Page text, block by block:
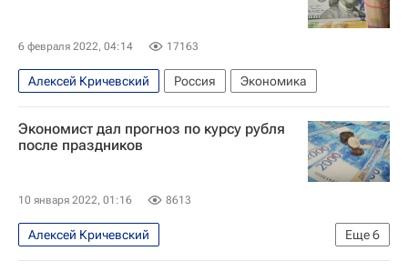
6 февраля 2022, 04:14 17163
Алексей Кричевский Россия Экономика
Экономист дал прогноз по курсу рубля
после праздников
10 января 2022, 01:16 8613
Еще6
Алексей Кричевский
Ситуация с курсами валют и ценами на нефть